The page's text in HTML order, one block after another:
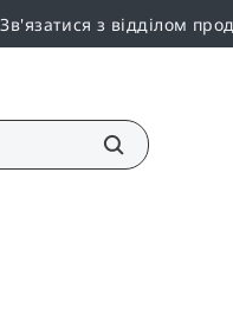
Зв'язатися з відділом